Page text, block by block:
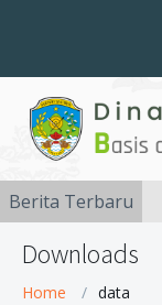
Berita Terbaru
Downloads
Home data